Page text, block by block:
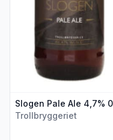
Trollbryggeriet